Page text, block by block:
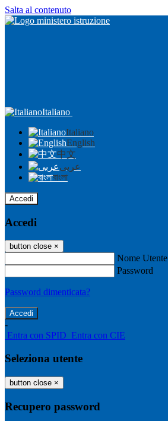
Salta al contenuto
Italiano
Italiano
English
中文
عربى
বাংলা
Accedi
Accedi
button close ×
Nome Utente
Password
Password dimenticata?
-
Entra con SPID Entra con CIE
Seleziona utente
button close ×
Recupero password